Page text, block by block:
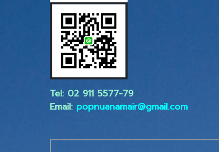
Tel: 02 ​911 5577-79
Email: popnuanamair@gmail.com